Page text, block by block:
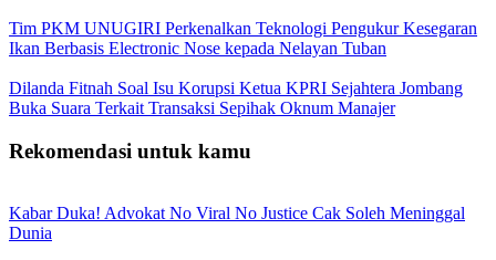
Tim PKM UNUGIRI Perkenalkan Teknologi Pengukur Kesegaran
Ikan Berbasis Electronic Nose kepada Nelayan Tuban
Dilanda Fitnah Soal Isu Korupsi Ketua KPRI Sejahtera Jombang
Buka Suara Terkait Transaksi Sepihak Oknum Manajer
Rekomendasi untuk kamu
Kabar Duka! Advokat No Viral No Justice Cak Soleh Meninggal
Dunia